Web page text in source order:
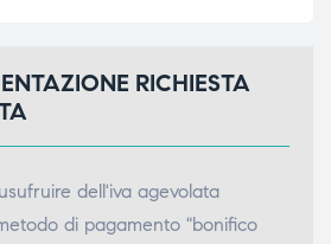
RICHIESTA
dell'iva agevolata
di pagamento "bonifico